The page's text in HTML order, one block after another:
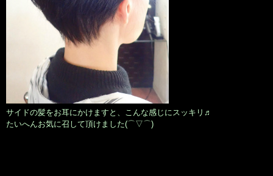
サイドの髪をお耳にかけますと、こんな感じにスッキリ♬
たいへんお気に召して頂けました(⌒▽⌒)